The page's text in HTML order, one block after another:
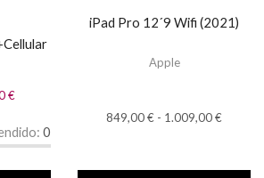
€
0
iPad Pro 12´9 Wifi (2021)
Apple
849,00€ - 1.009,00€